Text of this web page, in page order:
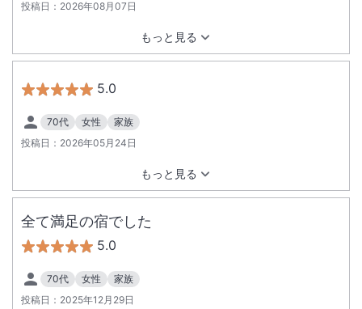
投稿日： 2026年08月07日
もっと見る
5.0
70代 女性
家族
投稿日： 2026年05月24日
もっと見る
全て満足の宿でした
5.0
70代 女性
家族
投稿日： 2025年12月29日